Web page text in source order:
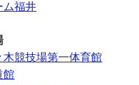
ム福井
木競技場第一体育館
館